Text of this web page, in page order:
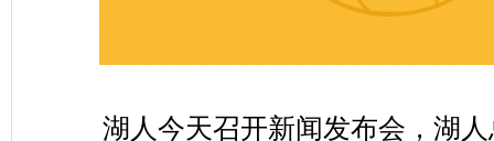
湖人今天召开新闻发布会，湖人